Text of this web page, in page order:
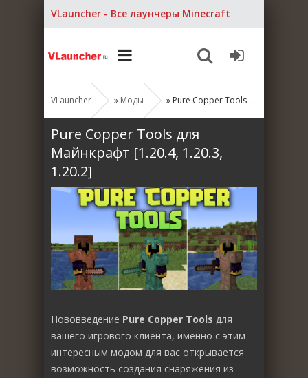
VLauncher - Все лаунчеры Minecraft
VLauncher » Моды » Pure Copper Tools для Майнкрафт [1.20.4, 1.20.3, 1.20.2]
Pure Copper Tools для
Майнкрафт [1.20.4, 1.20.3,
1.20.2]
Нововведение Pure Copper Tools для
вашего игрового клиента, именно с этим
интересным модом для вас открывается
возможность создания снаряжения из